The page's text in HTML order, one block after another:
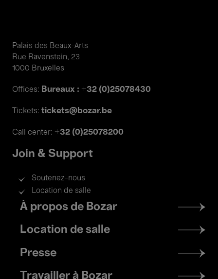
Palais des Beaux-Arts
Rue Ravenstein, 23
1000 Bruxelles
Offices: Bureaux : +32 (0)25078430
Tickets: tickets@bozar.be
Call center: +32 (0)25078200
Join & Support
Soutenez-nous
Location de salle
Footer
menu
À propos de Bozar
Location de salle
Presse
Travailler à Bozar